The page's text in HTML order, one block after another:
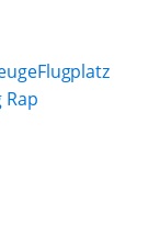
Flugplatz
Rap